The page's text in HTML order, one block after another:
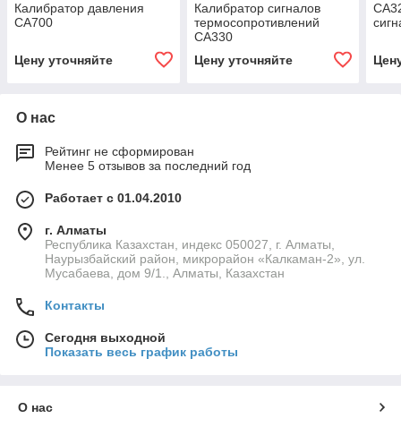
Калибратор давления
CA700
Цену уточняйте
Калибратор сигналов
термосопротивлений
CA330
Цену уточняйте
О нас
Рейтинг не сформирован
Менее 5 отзывов за последний год
Работает с 01.04.2010
г. Алматы
Республика Казахстан, индекс 050027, г. Алматы,
Наурызбайский район, микрорайон «Калкаман-2», ул.
Мусабаева, дом 9/1., Алматы, Казахстан
Контакты
Сегодня выходной
Показать весь график работы
О нас